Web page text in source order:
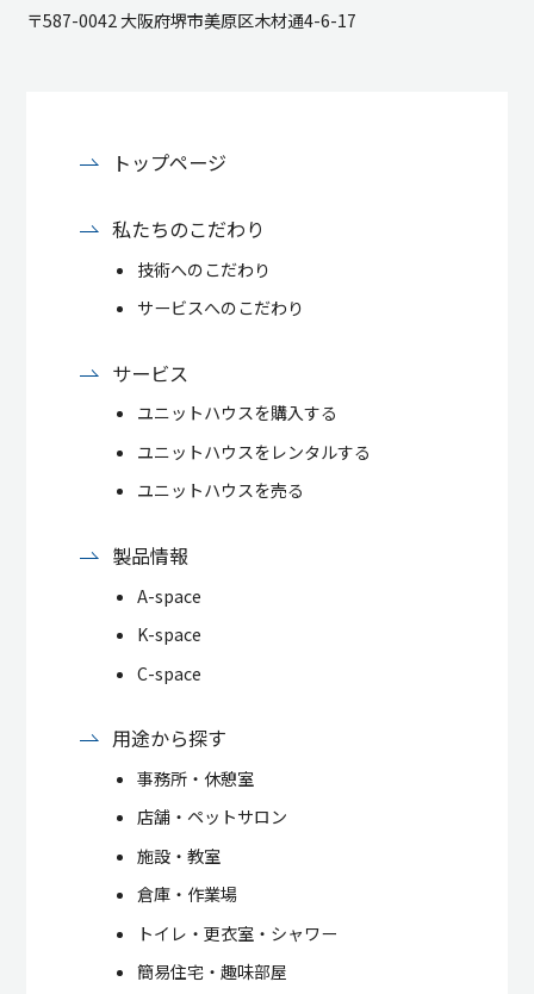
〒587-0042 大阪府堺市美原区木材通4-6-17
トップページ
私たちのこだわり
技術へのこだわり
サービスへのこだわり
サービス
ユニットハウスを購入する
ユニットハウスをレンタルする
ユニットハウスを売る
製品情報
A-space
K-space
C-space
用途から探す
事務所・休憩室
店舗・ペットサロン
施設・教室
倉庫・作業場
トイレ・更衣室・シャワー
簡易住宅・趣味部屋